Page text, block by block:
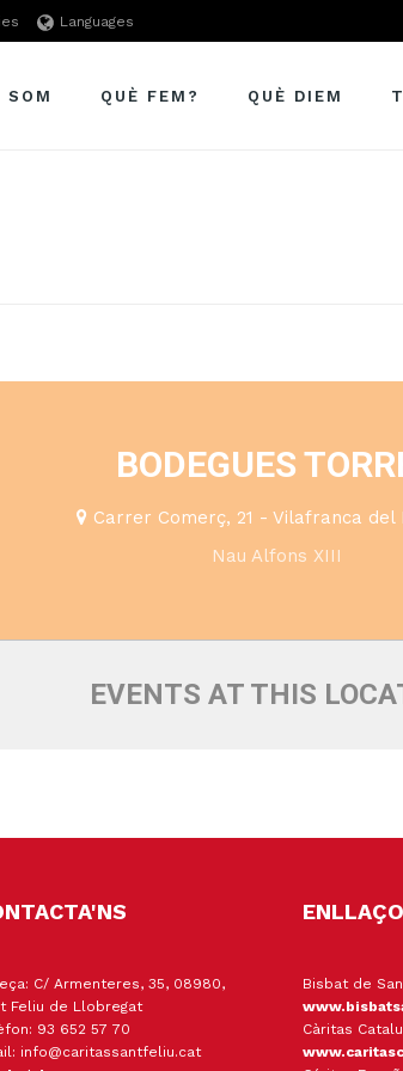
Languages
SOM QUÈ FEM? QUÈ DIEM
BODEGUES
Carrer Comerç, 21 - Vilafranca del
Nau Alfons XIII
EVENTS AT THIS
C/ Armenteres, 35, 08980,
Feliu de Llobregat
93 652 57 70
info@caritassantfeliu.cat
Bisbat de
Càritas